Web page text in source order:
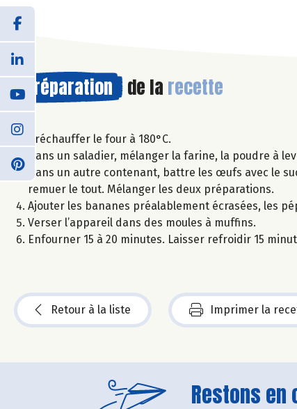
Préparation de la recette
Préchauffer le four à 180°C.
Dans un saladier, mélanger la farine, la poudre à
Dans un autre contenant, battre les œufs avec le
remuer le tout. Mélanger les deux préparations.
Ajouter les bananes préalablement écrasées, les
Verser l’appareil dans des moules à muffins.
Enfourner 15 à 20 minutes. Laisser refroidir 15
Retour à la liste Imprimer la
Restons